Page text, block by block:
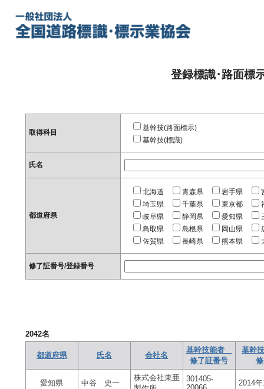
登録標識･路面標
取得科目
基幹技(路面標示)
基幹技(標識)
氏名
都道府県
北海道 青森県 岩手県
埼玉県
千葉県 東京都
岐阜県
静岡県 愛知県
鳥取県
島根県 岡山県
佐賀県
長崎県 熊本県
修了証番号/登録番号
2042名
都道府県 氏名 会社名
基幹技能者
修了証番号
基幹
愛知県 中谷 史一
株式会社東亜
301405-
2014